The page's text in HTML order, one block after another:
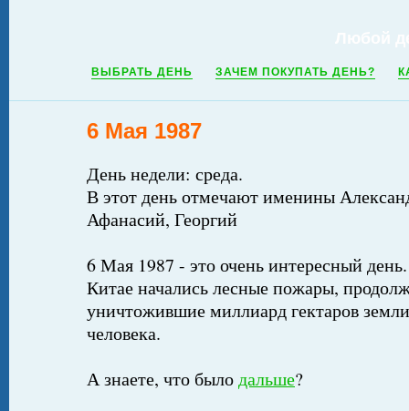
ВЫБРАТЬ ДЕНЬ ЗАЧЕМ ПОКУПАТЬ ДЕНЬ?
6 Мая 1987
День недели: среда.
В этот день отмечают именины
Афанасий, Георгий
6 Мая 1987 - это очень интересный
Китае начались лесные пожары,
уничтожившие миллиард гектаров
человека.
А знаете, что былодальше?